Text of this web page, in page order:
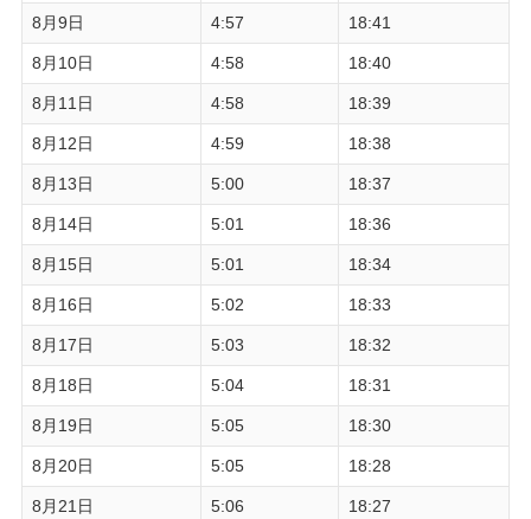
8月9日 4:57 18:41
8月10日 4:58 18:40
8月11日 4:58 18:39
8月12日 4:59 18:38
8月13日 5:00 18:37
8月14日 5:01 18:36
8月15日 5:01 18:34
8月16日 5:02 18:33
8月17日 5:03 18:32
8月18日 5:04 18:31
8月19日 5:05 18:30
8月20日 5:05 18:28
8月21日 5:06 18:27